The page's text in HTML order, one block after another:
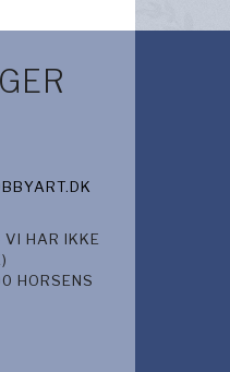
VI HAR IKKE
HORSENS